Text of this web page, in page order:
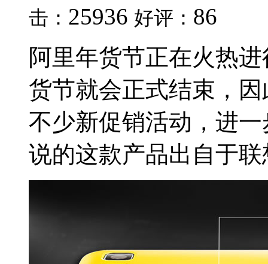
击： 25936 好评： 86
阿里年货节正在火热
货节就会正式结束，
不少新促销活动，进
说的这款产品出自于联